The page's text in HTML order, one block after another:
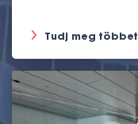
Tudj meg többet